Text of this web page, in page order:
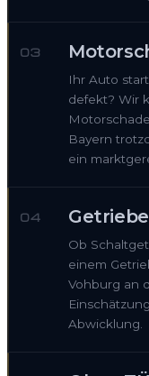
03
Ihr Auto
defekt? Wir
Bayern
ein
04
Ob
einem
Vohburg an
Abwicklung.